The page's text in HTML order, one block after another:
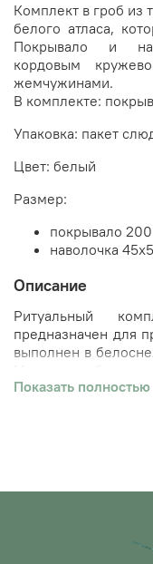
Комплект в гроб из
белого атласа,
Покрывало и
кордовым
жемчужинами.
В комплекте:
Упаковка: пакет
Цвет: белый
Размер:
покрывало
наволочка
Описание
Ритуальный
предназначен для
выполнен в
кристаллоновым
Показать полностью